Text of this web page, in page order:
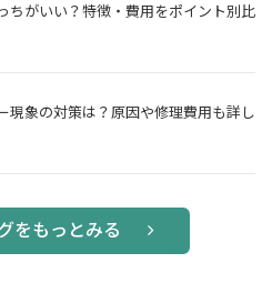
ちがいい？特徴・費用をポイント別比
現象の対策は？原因や修理費用も詳し
をもっとみる